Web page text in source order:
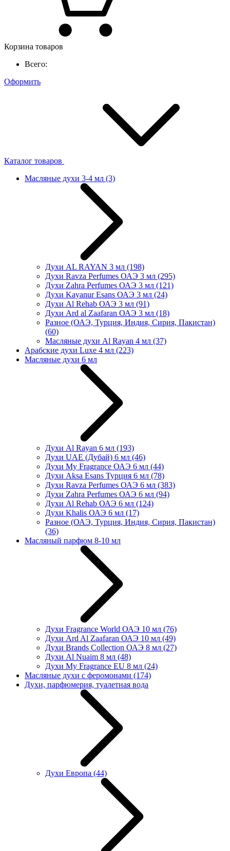
Корзина товаров
Всего:
Оформить
Каталог товаров
Масляные духи 3-4 мл (3)
Духи AL RAYAN 3 мл (198)
Духи Ravza Perfumes ОАЭ 3 мл (295)
Духи Zahra Perfumes ОАЭ 3 мл (121)
Духи Kayanur Esans ОАЭ 3 мл (24)
Духи Al Rehab ОАЭ 3 мл (91)
Духи Ard al Zaafaran ОАЭ 3 мл (18)
Разное (ОАЭ, Турция, Индия, Сирия, Пакистан)
(60)
Масляные духи Al Rayan 4 мл (37)
Арабские духи Luxe 4 мл (223)
Масляные духи 6 мл
Духи Al Rayan 6 мл (193)
Духи UAE (Дубай) 6 мл (46)
Духи My Fragrance ОАЭ 6 мл (44)
Духи Aksa Esans Турция 6 мл (78)
Духи Ravza Perfumes ОАЭ 6 мл (383)
Духи Zahra Perfumes ОАЭ 6 мл (94)
Духи Al Rehab ОАЭ 6 мл (124)
Духи Khalis ОАЭ 6 мл (17)
Разное (ОАЭ, Турция, Индия, Сирия, Пакистан)
(36)
Масляный парфюм 8-10 мл
Духи Fragrance World ОАЭ 10 мл (76)
Духи Ard Al Zaafaran ОАЭ 10 мл (49)
Духи Brands Collection ОАЭ 8 мл (27)
Духи Al Nuaim 8 мл (48)
Духи My Fragrance EU 8 мл (24)
Масляные духи с феромонами (174)
Духи, парфюмерия, туалетная вода
Духи Европа (44)